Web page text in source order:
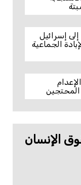
إسرائيل
الجماعية
المحتجين
الإنسان